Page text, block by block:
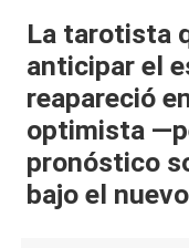
al
it
y
s,
T
La tarotista
anticipar el
reapareció
optimista
pronóstico
bajo el